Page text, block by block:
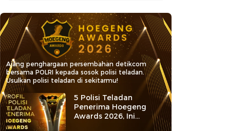
Ajang penghargaan persembahan detikcom
bersama POLRI kepada sosok polisi teladan.
Usulkan polisi teladan di sekitarmu!
5 Polisi Teladan
Penerima Hoegeng
Awards 2026, Ini
Kategori dan Kiprahnya